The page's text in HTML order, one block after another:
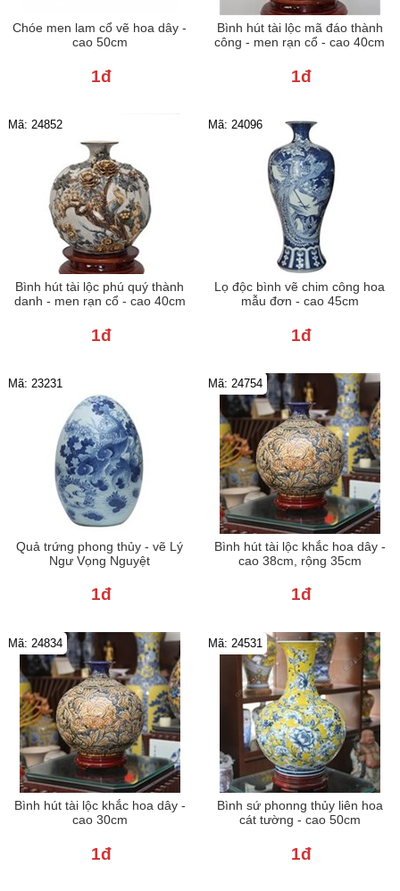
Chóe men lam cổ vẽ hoa dây -
cao 50cm
1đ
Bình hút tài lộc mã đáo thành
công - men rạn cổ - cao 40cm
1đ
Bình hút tài lộc phú quý thành
danh - men rạn cổ - cao 40cm
Mã: 24852
1đ
Lọ độc bình vẽ chim công hoa
mẫu đơn - cao 45cm
Mã: 24096
1đ
Quả trứng phong thủy - vẽ Lý
Ngư Vọng Nguyệt
Mã: 23231
1đ
Bình hút tài lộc khắc hoa dây -
cao 38cm, rộng 35cm
Mã: 24754
1đ
Bình hút tài lộc khắc hoa dây -
cao 30cm
Mã: 24834
1đ
Bình sứ phonng thủy liên hoa
cát tường - cao 50cm
Mã: 24531
1đ